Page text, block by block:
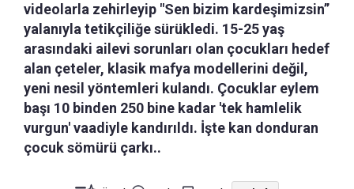
videolarla zehirleyip "Sen bizim kardeşimizsin”
yalanıyla tetikçiliğe sürükledi. 15-25 yaş
arasındaki ailevi sorunları olan çocukları hedef
alan çeteler, klasik mafya modellerini değil,
yeni nesil yöntemleri kulandı. Çocuklar eylem
başı 10 binden 250 bine kadar 'tek hamlelik
vurgun' vaadiyle kandırıldı. İşte kan donduran
çocuk sömürü çarkı..